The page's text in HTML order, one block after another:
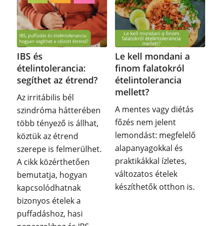
IBS és
ételintolerancia:
segíthet az étrend?
Az irritábilis bél
szindróma hátterében
több tényező is állhat,
köztük az étrend
szerepe is felmerülhet.
A cikk közérthetően
bemutatja, hogyan
kapcsolódhatnak
bizonyos ételek a
puffadáshoz, hasi
Le kell mondani a
finom falatokról
ételintolerancia
mellett?
A mentes vagy diétás
főzés nem jelent
lemondást: megfelelő
alapanyagokkal és
praktikákkal ízletes,
változatos ételek
készíthetők otthon is.